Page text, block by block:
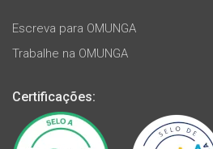
Escreva para OMUNGA
Trabalhe na OMUNGA
Certificações: